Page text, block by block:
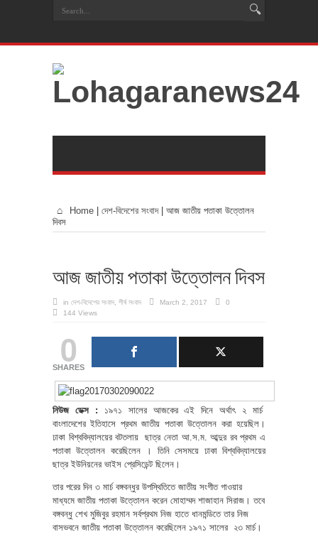
Home দেশ-বিদেশের সংবাদ
আজ জাতীয় পতাকা উত্তোলন
দিবস
আজ জাতীয় পতাকা উত্তোলন দিবস
in দেশ-বিদেশের সংবাদ শীর্ষ সংবাদ March 2, 2017
0
144 Views
0
SHARES
নিউজ ডেক্স : ১৯৭১ সালের আজকের এই দিনে অর্থাৎ ২ মার্চ
বাংলাদেশের ইতিহাসে প্রথম জাতীয় পতাকা উত্তোলন করা হয়েছিল।
ঢাকা বিশ্ববিদ্যালয়ের বটতলায় ছাত্র নেতা আ.স.ম. আব্দুর রব প্রথম এ
পতাকা উত্তোলন করেছিলেন । তিনি সেসময়ে ঢাকা বিশ্ববিদ্যালয়ের
ছাত্র ইউনিয়নের ভাইস প্রেসিডেন্ট ছিলেন।
তার পরের দিন ৩ মার্চ বঙ্গবন্ধুর উপস্থিতিতে জাতীয় সংগীত গাওয়ার
মাধ্যমে জাতীয় পতাকা উত্তোলন করেন মোহাম্মদ শাজাহান সিরাজ। তবে
বঙ্গবন্ধু শেখ মুজিবুর রহমান সর্বপ্রথম নিজ হাতে ধানমন্ডিতে তার নিজ
বাসভবনে জাতীয় পতাকা উত্তোলন করেছিলেন ১৯৭১ সালের ২৩ মার্চ।